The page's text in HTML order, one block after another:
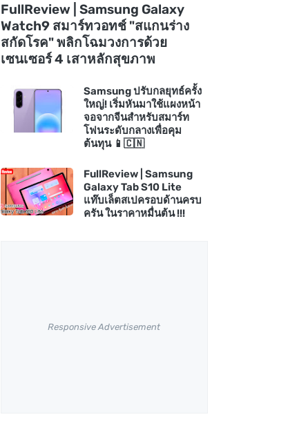
FullReview | Samsung Galaxy
Watch9 สมาร์ทวอทช์ "สแกนร่าง
สกัดโรค" พลิกโฉมวงการด้วย
เซนเซอร์ 4 เสาหลักสุขภาพ
Samsung ปรับกลยุทธ์ครั้ง
ใหญ่! เริ่มหันมาใช้แผงหน้า
จอจากจีนสำหรับสมาร์ท
โฟนระดับกลางเพื่อคุม
ต้นทุน 📱🇨🇳
FullReview | Samsung
Galaxy Tab S10 Lite
แท๊บเล็ตสเปครอบด้านครบ
ครัน ในราคาหมื่นต้น !!!
Responsive Advertisement